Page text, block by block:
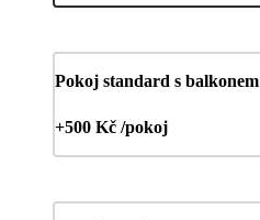
Pokoj standard s balkonem
+500 Kč /pokoj